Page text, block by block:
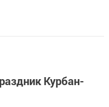
Курбан-